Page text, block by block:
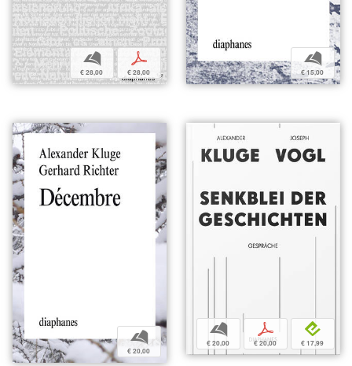
b
€ 28,00
p
€ 28,00
b
€ 15,00
b
€ 20,00
b
€ 20,00
p
€ 20,00
e
€ 17,99